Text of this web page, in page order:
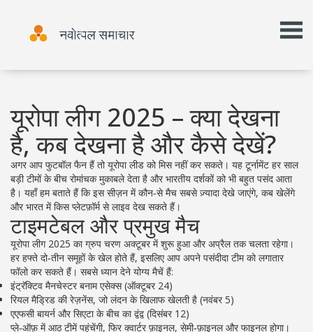
यूरोपा लीग 2025 – क्या देखना
है, कब देखना है और कैसे देखें?
अगर आप फुटबॉल फैन हैं तो यूरोपा लीड को मिस नहीं कर सकते। यह टूर्नामेंट हर साल
बड़ी टीमों के बीच रोमांचक मुकाबले देता है और भारतीय दर्शकों को भी बहुत पसंद आता
है। यहाँ हम बताते हैं कि इस सीज़न में कौन‑से मैच सबसे ज़्यादा देखे जाएंगे, कब खेलेंगे
और भारत में किस प्लेटफ़ॉर्म से लाइव देख सकते हैं।
टाइमटेबल और प्रमुख मैच
यूरोपा लीग 2025 का ग्रुप चरण अक्टूबर में शुरू हुआ और अप्रैल तक चलता रहेगा।
हर हफ्ते दो‑तीन समूहों के खेल होते हैं, इसलिए आप अपने पसंदीदा टीम को लगातार
फॉलो कर सकते हैं। सबसे ध्यान देने योग्य मैचें हैं:
इंट्रॅक्टिव मैनचेस्टर बनाम एसेक्स (ऑक्टूबर 24)
रियल मैड्रिड की रेज़नेंस, जो लंदन के खिलाफ खेलती है (नवंबर 5)
एएफसी बायर्न और सिएटा के बीच का द्वंद्व (दिसंबर 12)
प्ले‑ऑफ़ में आठ टीमें पहुंचेंगी, फिर क्वार्टर फ़ाइनल, सेमी‑फ़ाइनल और फाइनल होगा।